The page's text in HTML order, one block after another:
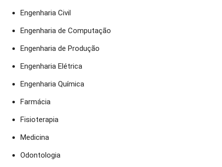
Engenharia Civil
Engenharia de Computação
Engenharia de Produção
Engenharia Elétrica
Engenharia Química
Farmácia
Fisioterapia
Medicina
Odontologia